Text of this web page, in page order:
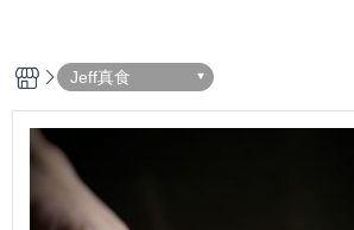
Jeff真食